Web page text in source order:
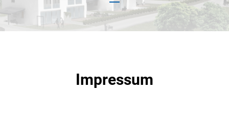
Impressum